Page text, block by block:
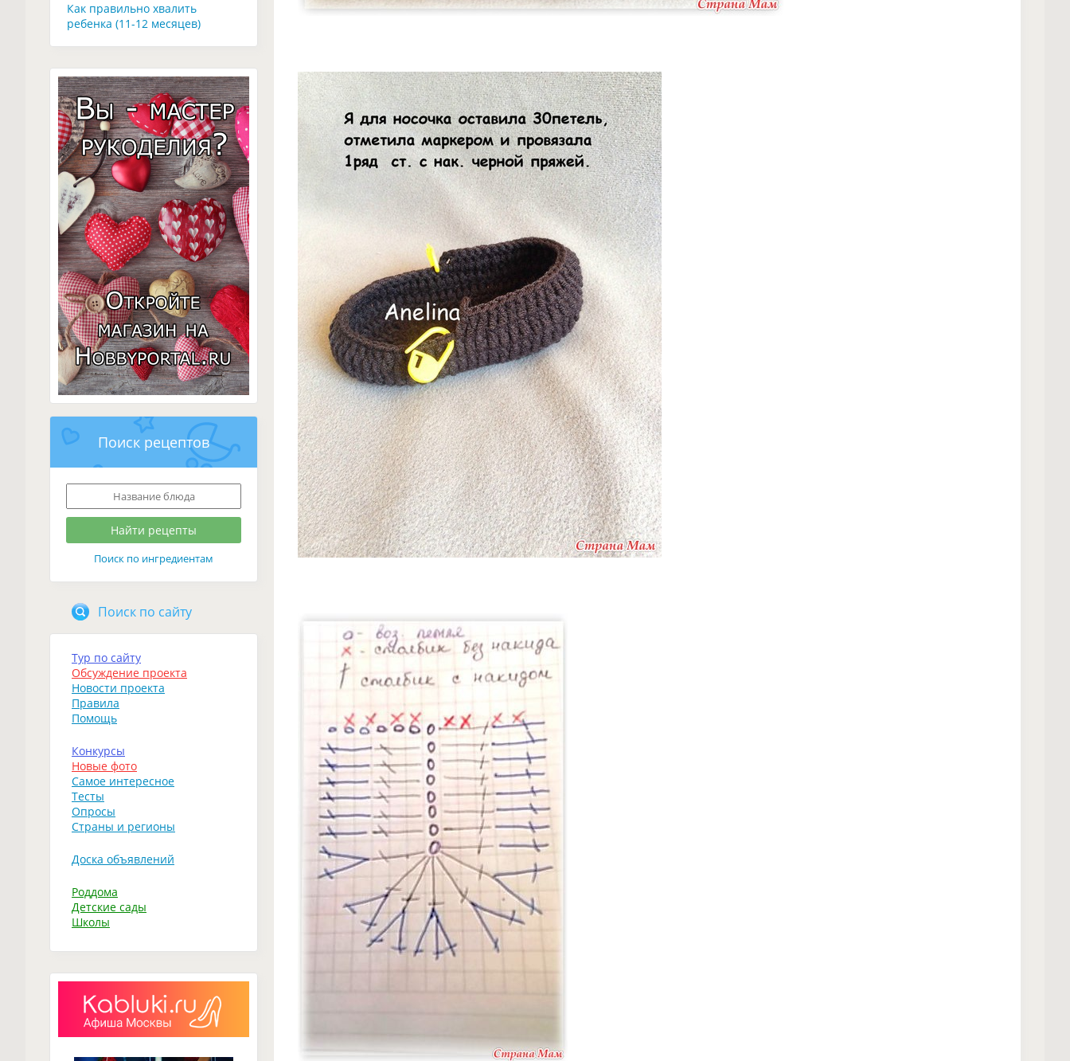
Как правильно хвалить
ребенка (11-12 месяцев)
Поиск рецептов
Поиск по ингредиентам
Поиск по сайту
Тур по сайту
Обсуждение проекта
Новости проекта
Правила
Помощь
Конкурсы
Новые фото
Самое интересное
Тесты
Опросы
Страны и регионы
Доска объявлений
Роддома
Детские сады
Школы